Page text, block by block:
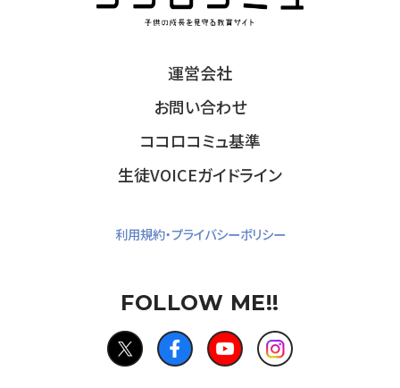
運営会社
お問い合わせ
ココロコミュ基準
生徒VOICEガイドライン
FOLLOW ME!!
利用規約・プライバシーポリシー